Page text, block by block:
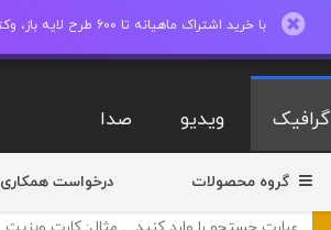
با خرید اشتراک ماهیانه تا 600 طرح لایه باز، وکتور، عکس، فایل های ویدیو وصدا دانلود کنید.
گرافیک ویدیو صدا
گروه محصولات درخواست همکاری